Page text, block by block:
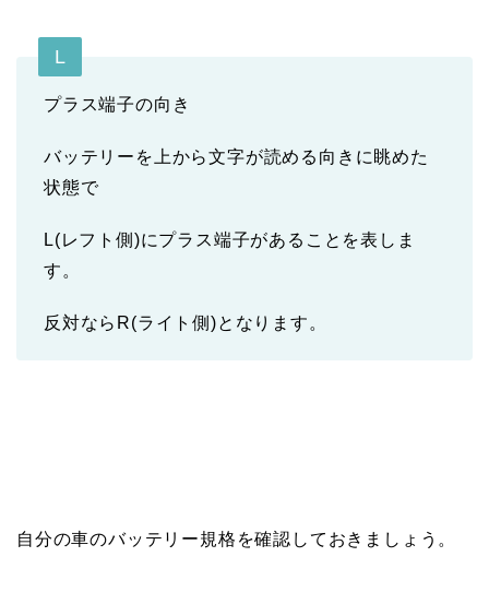
L
プラス端子の向き
バッテリーを上から文字が読める向きに眺めた
状態で
L(レフト側)にプラス端子があることを表しま
す。
反対ならR(ライト側)となります。
自分の車のバッテリー規格を確認しておきましょう。